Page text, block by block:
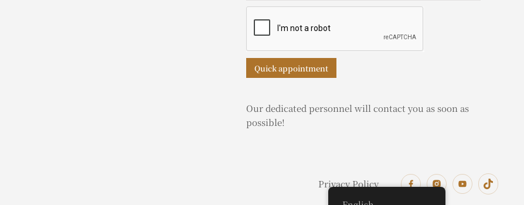
Quick appointment
Our dedicated personnel will contact you as soon as
possible!
Privacy Policy